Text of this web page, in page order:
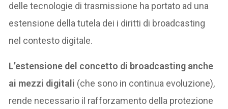
delle tecnologie di trasmissione ha portato ad una
estensione della tutela dei i diritti di broadcasting
nel contesto digitale.
L’estensione del concetto di broadcasting anche
ai mezzi digitali (che sono in continua evoluzione),
rende necessario il rafforzamento della protezione